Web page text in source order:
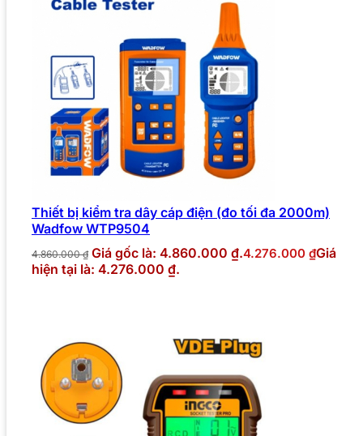
Thiết bị kiểm tra dây cáp điện (đo tối đa 2000m)
Wadfow WTP9504
4.860.000₫ Giá gốc là: 4.860.000 ₫.4.276.000 ₫Giá
hiện tại là: 4.276.000 ₫.